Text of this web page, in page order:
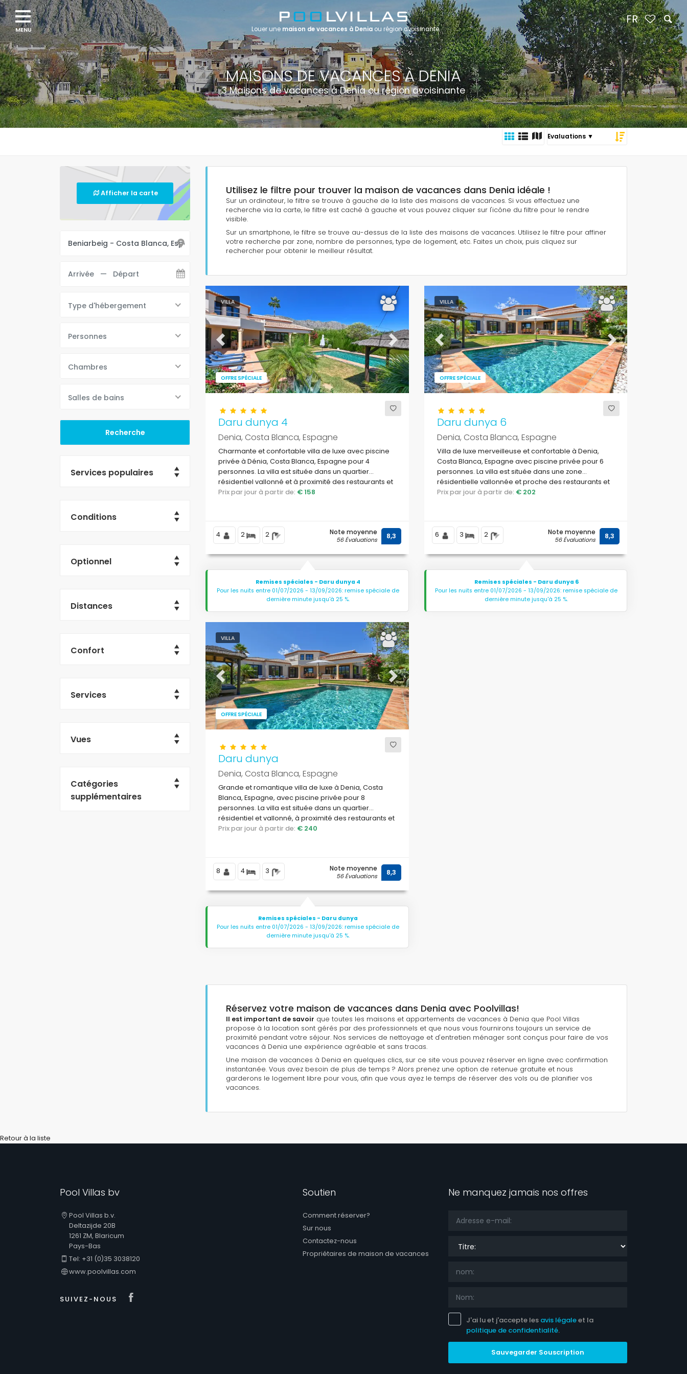
MAISONS DE VACANCES À DENIA
3 Maisons de vacances à Denia ou région avoisinante
Afficher la carte
Type d'hébergement
Personnes
Chambres
Salles de bains
Services populaires
Conditions
Optionnel
Distances
Confort
Services
Vues
Catégories
supplémentaires
Utilisez le filtre pour trouver la maison de vacances dans Denia idéale !
Sur un ordinateur, le filtre se trouve à gauche de la liste des maisons de vacances. Si vous effectuez une
recherche via la carte, le filtre est caché à gauche et vous pouvez cliquer sur l'icône du filtre pour le rendre
visible.
Sur un smartphone, le filtre se trouve au-dessus de la liste des maisons de vacances. Utilisez le filtre pour affiner
votre recherche par zone, nombre de personnes, type de logement, etc. Faites un choix, puis cliquez sur
rechercher pour obtenir le meilleur résultat.
VILLA
OFFRE SPÉCIALE
Previous Next
Daru dunya 4
Denia, Costa Blanca, Espagne
Charmante et confortable villa de luxe avec piscine
privée à Dénia, Costa Blanca, Espagne pour 4
personnes. La villa est située dans un quartier
résidentiel vallonné et à proximité des restaurants et
bars.
Prix par jour à partir de: € 158
4 2 2 Note moyenne
56 Évaluations 8,3
Remises spéciales - Daru dunya 4
Pour les nuits entre 01/07/2026 - 13/09/2026: remise spéciale de
dernière minute jusqu'à 25 %.
VILLA
OFFRE SPÉCIALE
Previous Next
Daru dunya 6
Denia, Costa Blanca, Espagne
Villa de luxe merveilleuse et confortable à Denia,
Costa Blanca, Espagne avec piscine privée pour 6
personnes. La villa est située dans une zone
résidentielle vallonnée et proche des restaurants et
bars.
Prix par jour à partir de: € 202
6 3 2 Note moyenne
56 Évaluations 8,3
Remises spéciales - Daru dunya 6
Pour les nuits entre 01/07/2026 - 13/09/2026: remise spéciale de
dernière minute jusqu'à 25 %.
VILLA
OFFRE SPÉCIALE
Previous Next
Daru dunya
Denia, Costa Blanca, Espagne
Grande et romantique villa de luxe à Denia, Costa
Blanca, Espagne, avec piscine privée pour 8
personnes. La villa est située dans un quartier
résidentiel et vallonné, à proximité des restaurants et
des bars.
Prix par jour à partir de: € 240
8 4 3 Note moyenne
56 Évaluations 8,3
Remises spéciales - Daru dunya
Pour les nuits entre 01/07/2026 - 13/09/2026: remise spéciale de
dernière minute jusqu'à 25 %.
Réservez votre maison de vacances dans Denia avec Poolvillas!
Il est important de savoir que toutes les maisons et appartements de vacances à Denia que Pool Villas
propose à la location sont gérés par des professionnels et que nous vous fournirons toujours un service de
proximité pendant votre séjour. Nos services de nettoyage et d'entretien ménager sont conçus pour faire de vos
vacances à Denia une expérience agréable et sans tracas.
Une maison de vacances à Denia en quelques clics, sur ce site vous pouvez réserver en ligne avec confirmation
instantanée. Vous avez besoin de plus de temps ? Alors prenez une option de retenue gratuite et nous
garderons le logement libre pour vous, afin que vous ayez le temps de réserver des vols ou de planifier vos
vacances.
Retour à la liste
Pool Villas bv
Pool Villas b.v.
Deltazijde 20B
1261 ZM, Blaricum
Pays-Bas
Tel: +31 (0)35 3038120
www.poolvillas.com
SUIVEZ-NOUS
Soutien
Comment réserver?
Sur nous
Contactez-nous
Propriétaires de maison de vacances
Ne manquez jamais nos offres
J'ai lu et j'accepte les avis légaleet la
politique de confidentialité.
Sauvegarder Souscription
Louer une maison de vacances à Deniaou région avoisinante
FR